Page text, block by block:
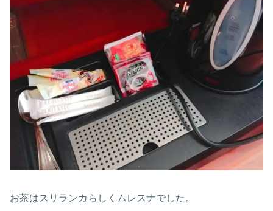
お茶はスリランカらしくムレスナでした。